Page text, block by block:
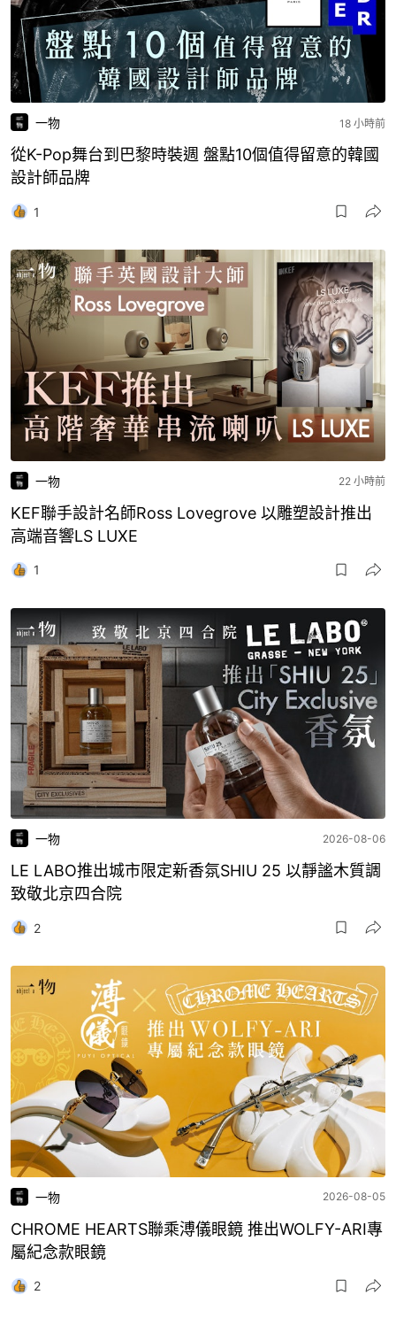
一物 18 小時前
從K-Pop舞台到巴黎時裝週 盤點10個值得留意的韓國
設計師品牌
1
一物 22 小時前
KEF聯手設計名師Ross Lovegrove 以雕塑設計推出
高端音響LS LUXE
1
一物 2026-08-06
LE LABO推出城市限定新香氛SHIU 25 以靜謐木質調
致敬北京四合院
2
一物 2026-08-05
CHROME HEARTS聯乘溥儀眼鏡 推出WOLFY-ARI專
屬紀念款眼鏡
2